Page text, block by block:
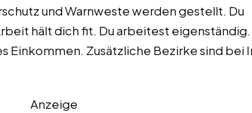
und Warnweste werden gestellt. Du
hält dich fit. Du arbeitest eigenständig.
Einkommen. Zusätzliche Bezirke sind bei
Anzeige